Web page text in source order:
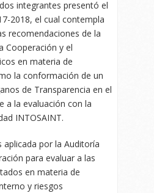
integrantes presentó el
2018, el cual contempla
recomendaciones de la
Cooperación y el
en materia de
la conformación de un
de Transparencia en el
a la evaluación con la
INTOSAINT.
aplicada por la Auditoría
para evaluar a las
en materia de
y riesgos